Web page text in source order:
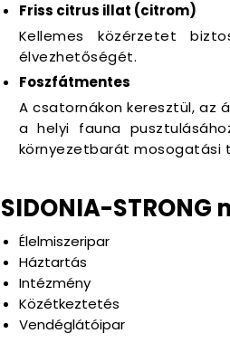
Friss citrus illat (citrom)
Kellemes közérzetet
élvezhetőségét.
Foszfátmentes
A csatornákon keresztül, az
a helyi fauna
környezetbarát mosogatási
SIDONIA-
Élelmiszeripar
Háztartás
Intézmény
Közétkeztetés
Vendéglátóipar